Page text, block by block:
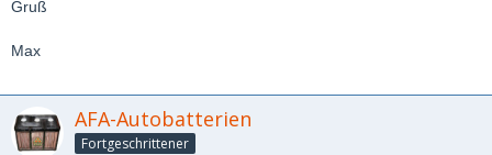
Gruß
Max
AFA-Autobatterien
Fortgeschrittener